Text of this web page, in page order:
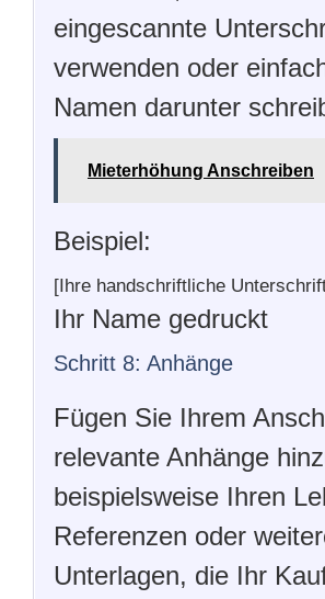
eingescannte
verwenden oder
Namen darunter
Mieterhöhung Anschreiben
Beispiel:
[Ihre handschriftliche
Ihr Name gedruckt
Schritt 8: Anhänge
Fügen Sie Ihrem
relevante Anhänge
beispielsweise Ihren
Referenzen oder
Unterlagen, die Ihr